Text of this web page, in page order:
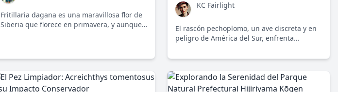
Fritillaria dagana es una maravillosa flor de
Siberia que florece en primavera, y aunque
KC Fairlight
El rascón pechoplomo, un ave discreta y en
peligro de América del Sur, enfrenta
intervención humana. Su conservación es
y representa un desafío compartido hacia la
sostenibilidad.